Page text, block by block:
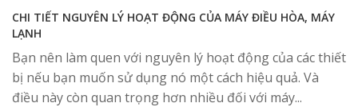
CHI TIẾT NGUYÊN LÝ HOẠT ĐỘNG CỦA MÁY ĐIỀU HÒA, MÁY
LẠNH
Bạn nên làm quen với nguyên lý hoạt động của các thiết
bị nếu bạn muốn sử dụng nó một cách hiệu quả. Và
điều này còn quan trọng hơn nhiều đối với máy...